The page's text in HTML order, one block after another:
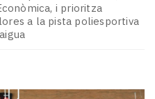
i prioritza
a la pista poliesportiva